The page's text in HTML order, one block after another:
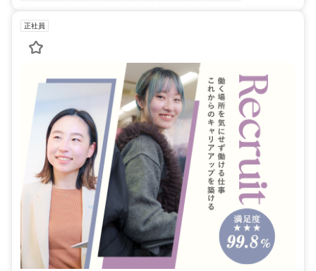
正社員